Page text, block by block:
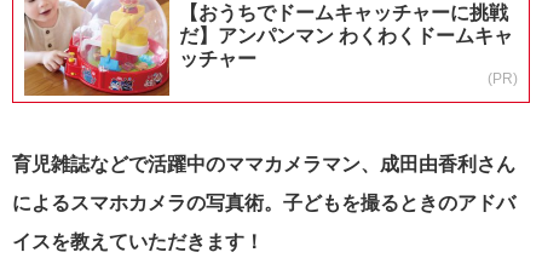
【おうちでドームキャッチャーに挑戦
だ】アンパンマン わくわくドームキャ
ッチャー
(PR)
育児雑誌などで活躍中のママカメラマン、成田由香利さん
によるスマホカメラの写真術。子どもを撮るときのアドバ
イスを教えていただきます！